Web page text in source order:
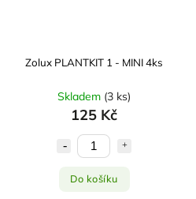
Zolux PLANTKIT 1 - MINI 4ks
Skladem (3 ks)
125 Kč
Do košíku